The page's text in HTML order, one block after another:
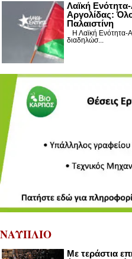
Λαϊκή
Αργολίδας:
Παλαιστίνη
Η Λαϊκή Ενότητα-
διαδηλώσ...
ΝΑΥΠΛΙΟ
Με τεράστια